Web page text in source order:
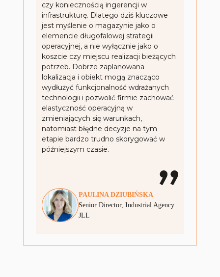
czy koniecznością ingerencji w
infrastrukturę. Dlatego dziś kluczowe
jest myślenie o magazynie jako o
elemencie długofalowej strategii
operacyjnej, a nie wyłącznie jako o
koszcie czy miejscu realizacji bieżących
potrzeb. Dobrze zaplanowana
lokalizacja i obiekt mogą znacząco
wydłużyć funkcjonalność wdrażanych
technologii i pozwolić firmie zachować
elastyczność operacyjną w
zmieniających się warunkach,
natomiast błędne decyzje na tym
etapie bardzo trudno skorygować w
późniejszym czasie.
PAULINA DZIUBIŃSKA
Senior Director, Industrial Agency
JLL